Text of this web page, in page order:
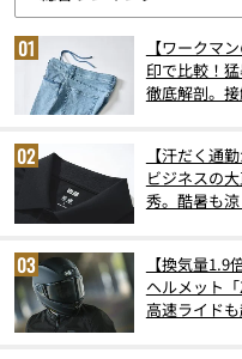
【ワークマ
印で比較！
徹底解剖。
【汗だく通
ビジネスの
秀。酷暑も
【換気量
ヘルメット
高速ライド